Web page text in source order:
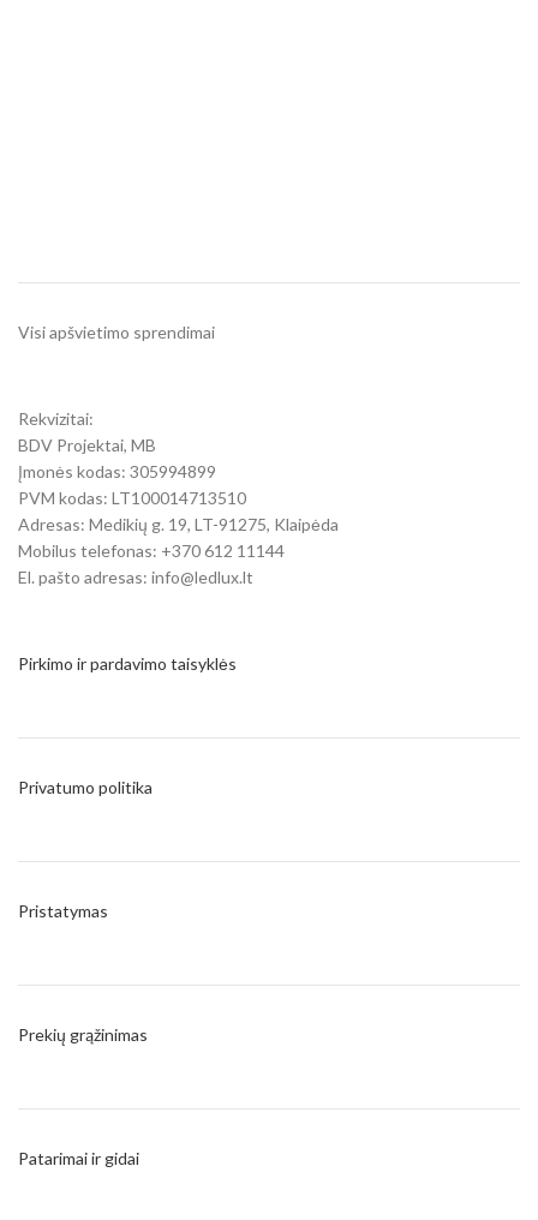
Visi apšvietimo sprendimai
Rekvizitai:
BDV Projektai, MB
Įmonės kodas: 305994899
PVM kodas: LT100014713510
Adresas: Medikių g. 19, LT-91275, Klaipėda
Mobilus telefonas: +370 612 11144
El. pašto adresas: info@ledlux.lt
Pirkimo ir pardavimo taisyklės
Privatumo politika
Pristatymas
Prekių grąžinimas
Patarimai ir gidai